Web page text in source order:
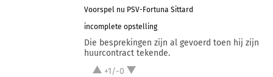
Voorspel nu PSV-Fortuna Sittard
incomplete opstelling
Die besprekingen zijn al gevoerd toen hij zijn
huurcontract tekende.
+1/-0